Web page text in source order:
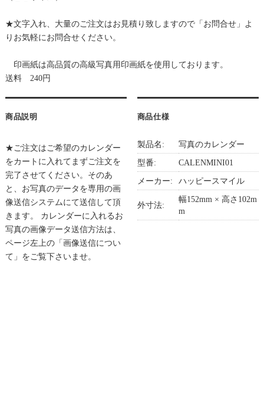
★文字入れ、大量のご注文はお見積り致しますので「お問合せ」よ
りお気軽にお問合せください。
印画紙は高品質の高級写真用印画紙を使用しております。
送料 240円
商品説明
★ご注文はご希望のカレンダー
をカートに入れてまずご注文を
完了させてください。そのあ
と、お写真のデータを専用の画
像送信システムにて送信して頂
きます。 カレンダーに入れるお
写真の画像データ送信方法は、
ページ左上の「画像送信につい
て」をご覧下さいませ。
商品仕様
製品名:
写真のカレンダー
型番:
CALENMINI01
メーカー:
ハッピースマイル
外寸法:
幅152mm × 高さ102m
m